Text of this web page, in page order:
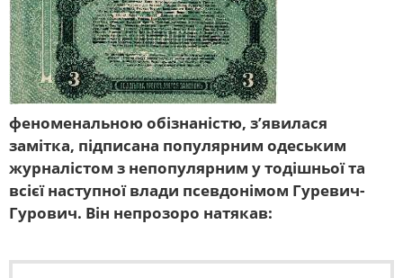
феноменальною обізнаністю, з’явилася
замітка, підписана популярним одеським
журналістом з непопулярним у тодішньої та
всієї наступної влади псевдонімом Гуревич-
Гурович. Він непрозоро натякав: